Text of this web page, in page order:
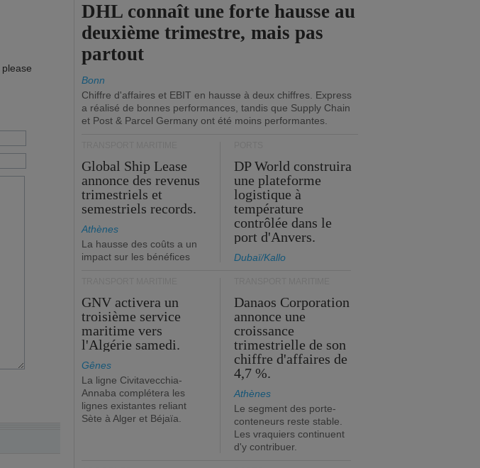
DHL connaît une forte hausse au
deuxième trimestre, mais pas
partout
Bonn
Chiffre d'affaires et EBIT en hausse à deux chiffres. Express
a réalisé de bonnes performances, tandis que Supply Chain
et Post & Parcel Germany ont été moins performantes.
Global Ship Lease
annonce des revenus
trimestriels et
semestriels records.
Athènes
La hausse des coûts a un
impact sur les bénéfices
DP World construira
une plateforme
logistique à
température
contrôlée dans le
port d'Anvers.
Dubaï/Kallo
GNV activera un
troisième service
maritime vers
l'Algérie samedi.
Gênes
La ligne Civitavecchia-
Annaba complétera les
lignes existantes reliant
Sète à Alger et Béjaïa.
Danaos Corporation
annonce une
croissance
trimestrielle de son
chiffre d'affaires de
4,7 %.
Athènes
Le segment des porte-
conteneurs reste stable.
Les vraquiers continuent
d'y contribuer.